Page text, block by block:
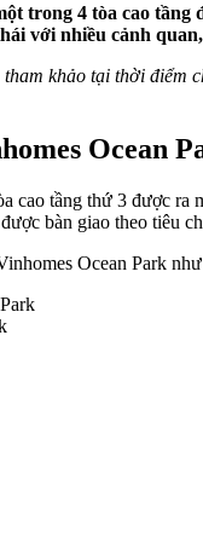
trong 4 tòa cao tầng
với nhiều cảnh
khảo tại thời điểm
Ocean
cao tầng thứ 3 được ra
bàn giao theo tiêu
Ocean Park như